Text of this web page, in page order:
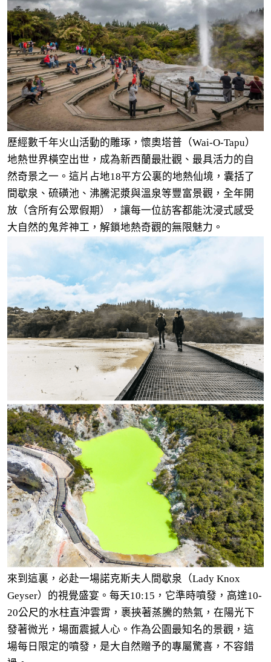
歷經數千年火山活動的雕琢，懷奧塔普（Wai-O-Tapu）
地熱世界橫空出世，成為新西蘭最壯觀、最具活力的自
然奇景之一。這片占地18平方公裏的地熱仙境，囊括了
間歇泉、硫磺池、沸騰泥漿與溫泉等豐富景觀，全年開
放（含所有公眾假期），讓每一位訪客都能沈浸式感受
大自然的鬼斧神工，解鎖地熱奇觀的無限魅力。
來到這裏，必赴一場諾克斯夫人間歇泉（Lady Knox
Geyser）的視覺盛宴。每天10:15，它準時噴發，高達10-
20公尺的水柱直沖雲霄，裹挾著蒸騰的熱氣，在陽光下
發著微光，場面震撼人心。作為公園最知名的景觀，這
場每日限定的噴發，是大自然贈予的專屬驚喜，不容錯